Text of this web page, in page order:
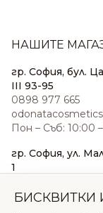
НАШИТЕ
гр. София, бул.
III 93-95
0898 977 665
Пон – Съб: 10:00
гр. София, ул.
1
БИСКВИТКИ